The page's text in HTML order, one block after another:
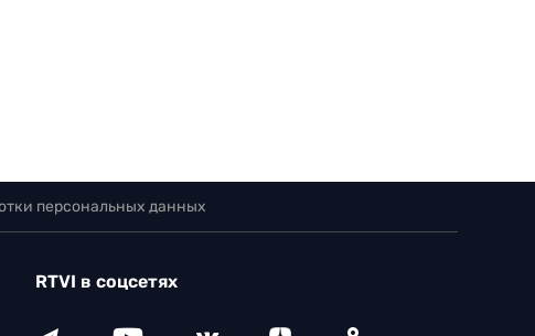
персональных данных
RTVI в соцсетях